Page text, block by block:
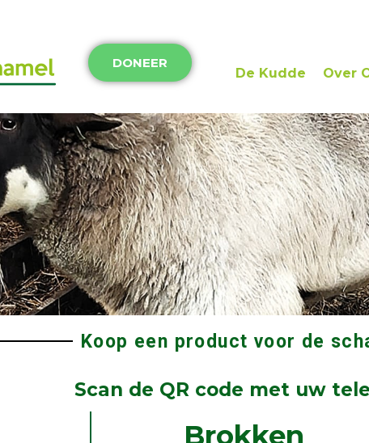
DONEER
De Kudde Over
Koop een product voor de
Scan de QR code met uw
Brokken